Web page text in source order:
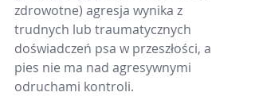
zdrowotne) agresja wynika z
trudnych lub traumatycznych
doświadczeń psa w przeszłości, a
pies nie ma nad agresywnymi
odruchami kontroli.